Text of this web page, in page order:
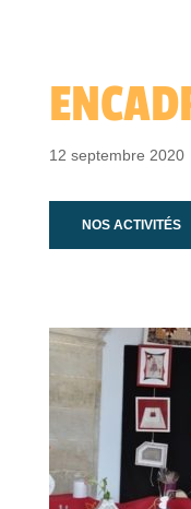
12 septembre 2020
NOS ACTIVITÉS